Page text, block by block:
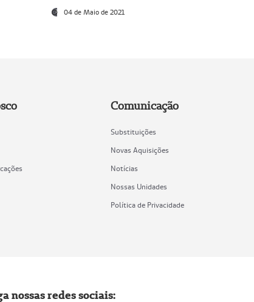
04 de Maio de 2021
Comunicação
Substituições
Novas Aquisições
Notícias
Nossas Unidades
Política de Privacidade
nossas redes sociais: